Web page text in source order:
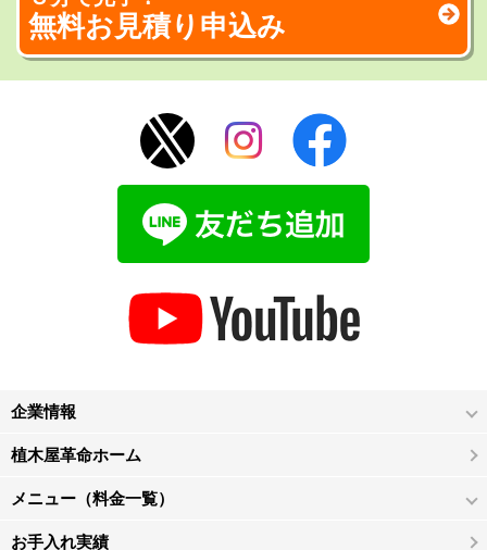
無料お見積り申込み
企業情報
植木屋革命ホーム
メニュー（料金一覧）
お手入れ実績